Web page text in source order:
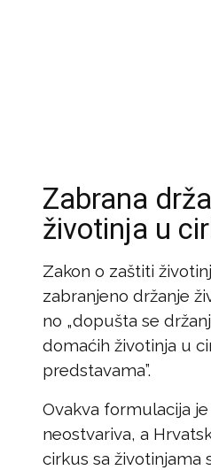
Zabrana
životinja u
Zakon o zaštiti
zabranjeno držanje
no „dopušta se
domaćih životinja u
predstavama”.
Ovakva formulacija
neostvariva, a
cirkus sa životinjama